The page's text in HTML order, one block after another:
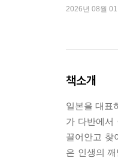
2026년 08월
책소개
일본을 대표
가 다반에서
끌어안고 찾
은 인생의